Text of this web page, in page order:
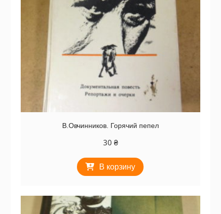
В.Овчинников. Горячий пепел
30 ₴
В корзину